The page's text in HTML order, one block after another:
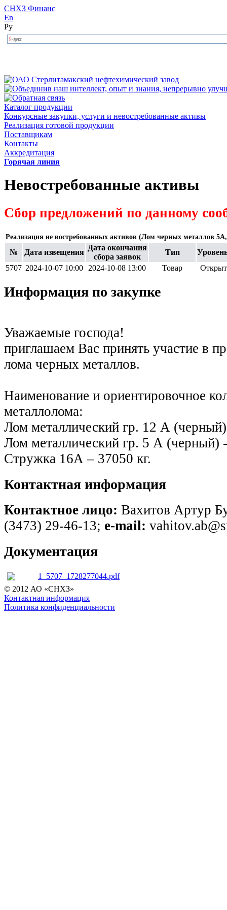
СНХЗ Финанс
En
Ру
Каталог продукции
Конкурсные закупки, услуги и невостребованные активы
Реализация готовой продукции
Поставщикам
Контакты
Аккредитация
Горячая линия
Невостребованные активы
Сбор предложений по данному
Реализация не востребованных активов (Лом черных металлов
№ Дата извещения
Дата окончания
сбора заявок
Тип
5707 2024-10-07 10:00 2024-10-08 13:00 Товар
Информация по закупке
Уважаемые господа!
приглашаем Вас принять участие в
лома черных металлов.
Наименование и ориентировочное
металлолома:
Лом металлический гр. 12 А
Лом металлический гр. 5 А (черный)
Стружка 16А – 37050 кг.
Контактная информация
Контактное лицо: Вахитов Артур
(3473) 29-46-13; e-mail:
Документация
1_5707_1728277044.pdf
© 2012 АО «СНХЗ»
Контактная информация
Политика конфиденциальности